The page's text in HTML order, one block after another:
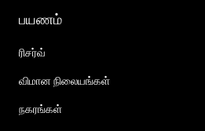
பயணம்
ரிசர்வ்
விமான நிலையங்கள்
நகரங்கள்